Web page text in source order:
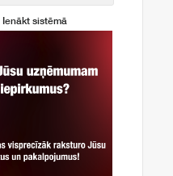
Ienākt sistēmā